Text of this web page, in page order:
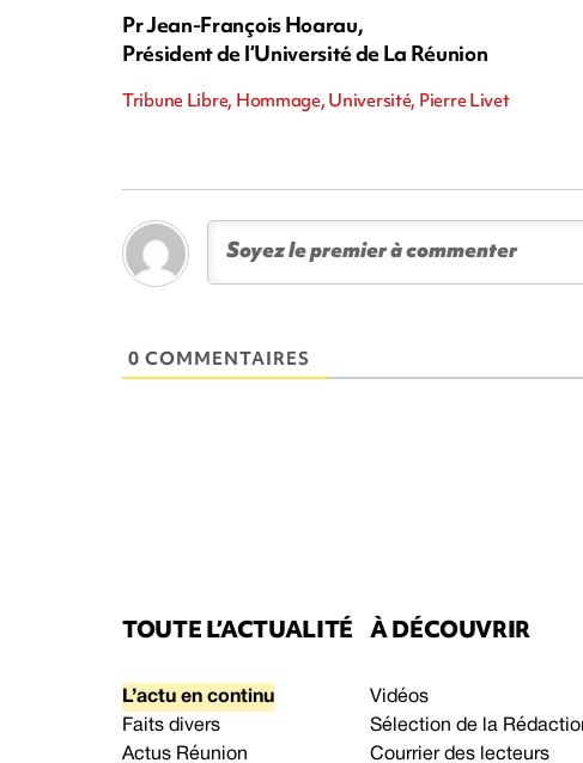
Pr Jean-François Hoarau,
Président de l’Université de La Réunion
Tribune Libre, Hommage, Université, Pierre Livet
0 COMMENTAIRES
TOUTE L’ACTUALITÉ
L’actu en continu
Faits divers
Actus Réunion
À DÉCOUVRIR
Vidéos
Sélection de la
Courrier des lecteurs